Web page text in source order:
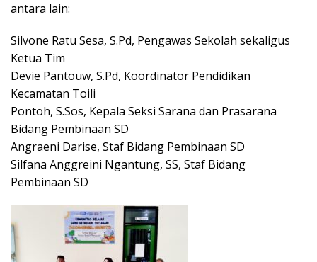
antara lain:
Silvone Ratu Sesa, S.Pd, Pengawas Sekolah sekaligus
Ketua Tim
Devie Pantouw, S.Pd, Koordinator Pendidikan
Kecamatan Toili
Pontoh, S.Sos, Kepala Seksi Sarana dan Prasarana
Bidang Pembinaan SD
Angraeni Darise, Staf Bidang Pembinaan SD
Silfana Anggreini Ngantung, SS, Staf Bidang
Pembinaan SD